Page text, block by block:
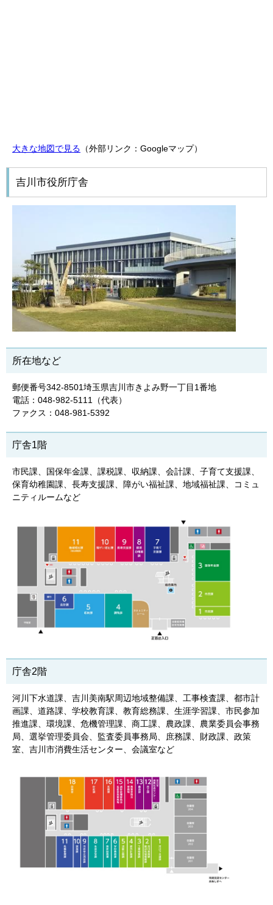
大きな地図で見る （外部リンク：Googleマップ）
吉川市役所庁舎
所在地など
郵便番号342-8501埼玉県吉川市きよみ野一丁目1番地
電話：048-982-5111（代表）
ファクス：048-981-5392
庁舎1階
市民課、国保年金課、課税課、収納課、会計課、子育て支援課、
保育幼稚園課、長寿支援課、障がい福祉課、地域福祉課、コミュ
ニティルームなど
庁舎2階
河川下水道課、吉川美南駅周辺地域整備課、工事検査課、都市計
画課、道路課、学校教育課、教育総務課、生涯学習課、市民参加
推進課、環境課、危機管理課、商工課、農政課、農業委員会事務
局、選挙管理委員会、監査委員事務局、庶務課、財政課、政策
室、吉川市消費生活センター、会議室など